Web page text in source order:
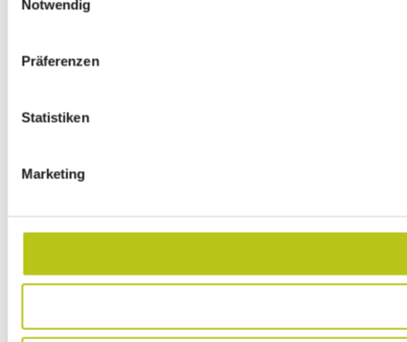
Notwendig
Präferenzen
Statistiken
Marketing